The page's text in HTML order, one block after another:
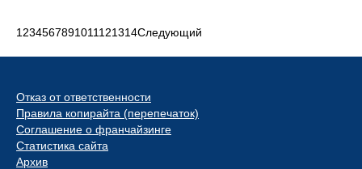
1 234567891011121314Следующий
Отказ от ответственности
Правила копирайта (перепечаток)
Соглашение о франчайзинге
Статистика сайта
Архив